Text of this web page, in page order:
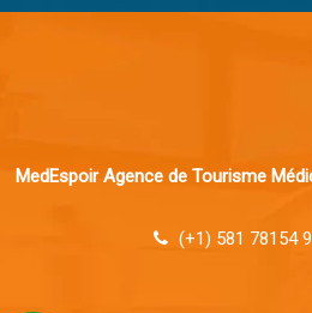
MedEspoir Agence de Tourisme
(+1) 581 78154